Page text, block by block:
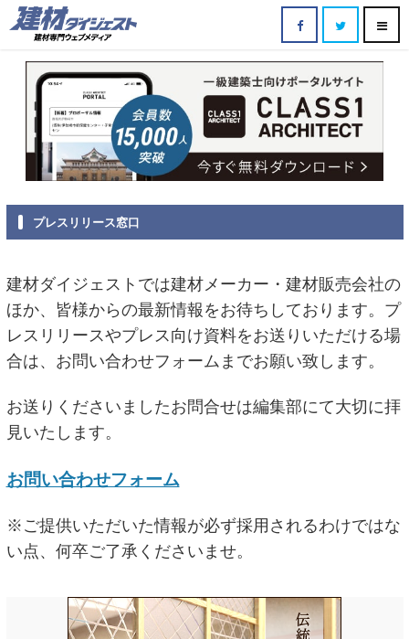
プレスリリース窓口
建材ダイジェストでは建材メーカー・建材販売会社の
ほか、皆様からの最新情報をお待ちしております。プ
レスリリースやプレス向け資料をお送りいただける場
合は、お問い合わせフォームまでお願い致します。
お送りくださいましたお問合せは編集部にて大切に拝
見いたします。
お問い合わせフォーム
※ご提供いただいた情報が必ず採用されるわけではな
い点、何卒ご了承くださいませ。